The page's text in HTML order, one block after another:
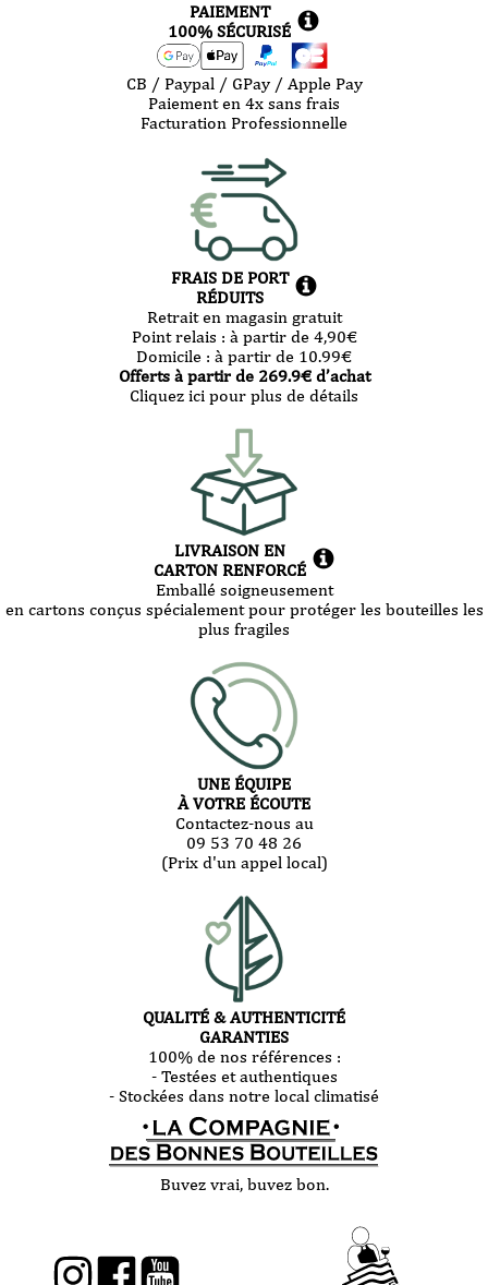
PAIEMENT
100% SÉCURISÉ
CB / Paypal / GPay / Apple Pay
Paiement en 4x sans frais
Facturation Professionnelle
FRAIS DE PORT
RÉDUITS
Retrait en magasin gratuit
Point relais : à partir de 4,90€
Domicile : à partir de 10.99€
Offerts à partir de 269.9€ d’achat
Cliquez ici pour plus de détails
LIVRAISON EN
CARTON RENFORCÉ
Emballé soigneusement
en cartons conçus spécialement pour protéger les bouteilles les
plus fragiles
UNE ÉQUIPE
À VOTRE ÉCOUTE
Contactez-nous au
09 53 70 48 26
(Prix d'un appel local)
QUALITÉ & AUTHENTICITÉ
GARANTIES
100% de nos références :
- Testées et authentiques
- Stockées dans notre local climatisé
Buvez vrai, buvez bon.